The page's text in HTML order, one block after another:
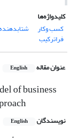
کلیدواژه‌ها
کسب وکار
فراترکیب
عنوان مقاله English
of business
نویسندگان English